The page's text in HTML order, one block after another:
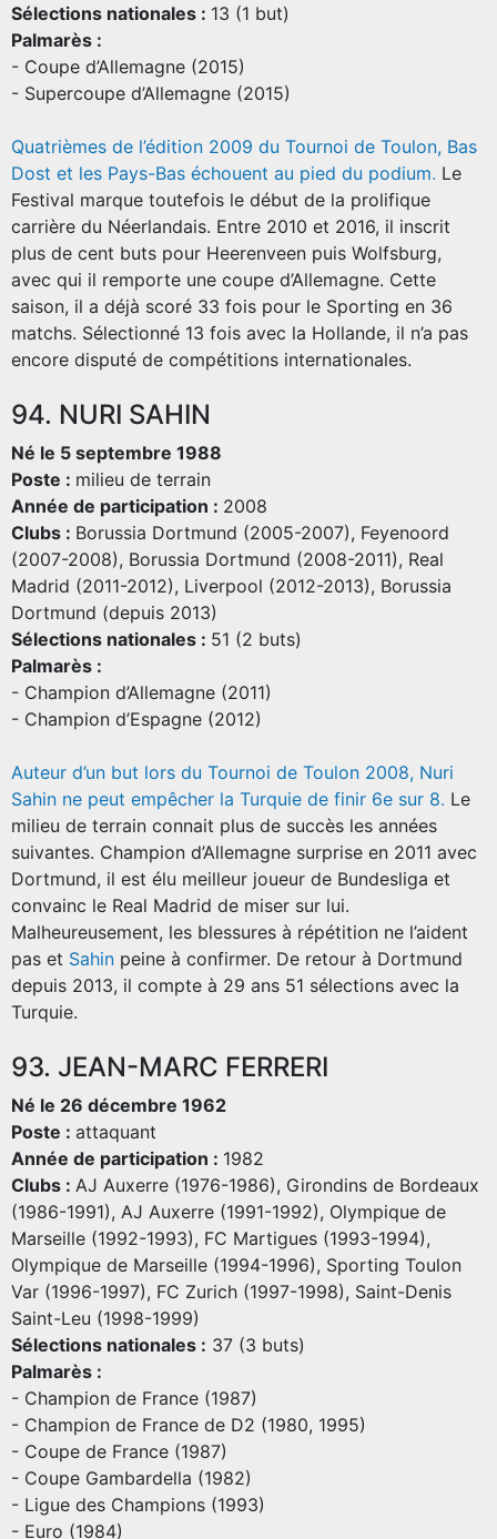
Sélections nationales : 13 (1 but)
Palmarès :
- Coupe d’Allemagne (2015)
- Supercoupe d’Allemagne (2015)
Quatrièmes de l’édition 2009 du Tournoi de Toulon, Bas
Dost et les Pays-Bas échouent au pied du podium. Le
Festival marque toutefois le début de la prolifique
carrière du Néerlandais. Entre 2010 et 2016, il inscrit
plus de cent buts pour Heerenveen puis Wolfsburg,
avec qui il remporte une coupe d’Allemagne. Cette
saison, il a déjà scoré 33 fois pour le Sporting en 36
matchs. Sélectionné 13 fois avec la Hollande, il n’a pas
encore disputé de compétitions internationales.
94. NURI SAHIN
Né le 5 septembre 1988
Poste : milieu de terrain
Année de participation : 2008
Clubs : Borussia Dortmund (2005-2007), Feyenoord
(2007-2008), Borussia Dortmund (2008-2011), Real
Madrid (2011-2012), Liverpool (2012-2013), Borussia
Dortmund (depuis 2013)
Sélections nationales : 51 (2 buts)
Palmarès :
- Champion d’Allemagne (2011)
- Champion d’Espagne (2012)
Auteur d’un but lors du Tournoi de Toulon 2008, Nuri
Sahin ne peut empêcher la Turquie de finir 6e sur 8. Le
milieu de terrain connait plus de succès les années
suivantes. Champion d’Allemagne surprise en 2011 avec
Dortmund, il est élu meilleur joueur de Bundesliga et
convainc le Real Madrid de miser sur lui.
Malheureusement, les blessures à répétition ne l’aident
pas et Sahin peine à confirmer. De retour à Dortmund
depuis 2013, il compte à 29 ans 51 sélections avec la
Turquie.
93. JEAN-MARC FERRERI
Né le 26 décembre 1962
Poste : attaquant
Année de participation : 1982
Clubs : AJ Auxerre (1976-1986), Girondins de Bordeaux
(1986-1991), AJ Auxerre (1991-1992), Olympique de
Marseille (1992-1993), FC Martigues (1993-1994),
Olympique de Marseille (1994-1996), Sporting Toulon
Var (1996-1997), FC Zurich (1997-1998), Saint-Denis
Saint-Leu (1998-1999)
Sélections nationales : 37 (3 buts)
Palmarès :
- Champion de France (1987)
- Champion de France de D2 (1980, 1995)
- Coupe de France (1987)
- Coupe Gambardella (1982)
- Ligue des Champions (1993)
- Euro (1984)